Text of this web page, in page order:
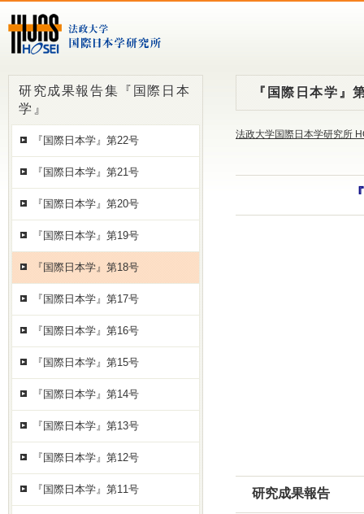
『国際日本学』
法政大学国際日本学研究所
研究成果報告
研究成果報告集『国際日本
学』
『国際日本学』第22号
『国際日本学』第21号
『国際日本学』第20号
『国際日本学』第19号
『国際日本学』第18号
『国際日本学』第17号
『国際日本学』第16号
『国際日本学』第15号
『国際日本学』第14号
『国際日本学』第13号
『国際日本学』第12号
『国際日本学』第11号